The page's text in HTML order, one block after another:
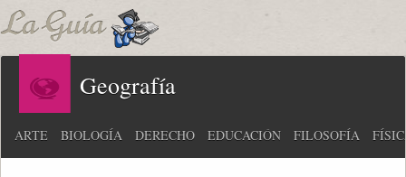
Geografía
ARTE BIOLOGÍA DERECHO EDUCACIÓN FILOSOFÍA